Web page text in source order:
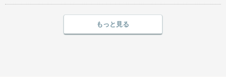
もっと見る